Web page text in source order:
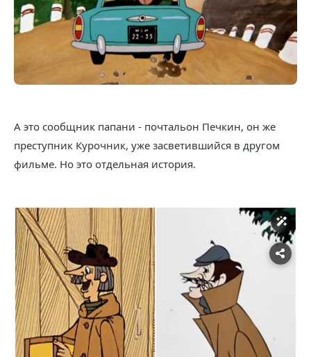
А это сообщник папани - почтальон Печкин, он же
преступник Курочник, уже засветившийся в другом
фильме. Но это отдельная история.